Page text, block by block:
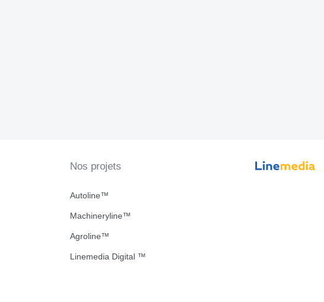
Nos projets
Autoline™
Machineryline™
Agroline™
Linemedia Digital ™